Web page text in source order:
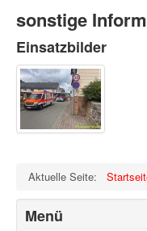
sonstige
Einsatzbilder
Aktuelle Seite:
Menü